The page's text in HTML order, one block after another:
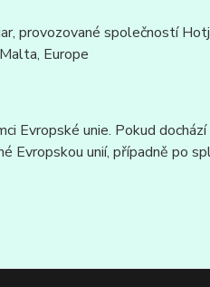
provozované společností
Europe
Evropské unie. Pokud
Evropskou unií, případně po